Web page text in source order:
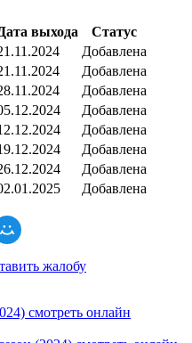
выхода
Статус
Добавлена
Добавлена
Добавлена
Добавлена
Добавлена
Добавлена
Добавлена
Добавлена
жалобу